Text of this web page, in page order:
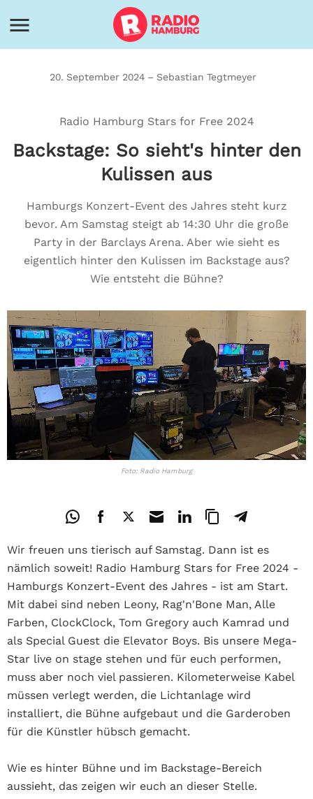
20. September 2024 – Sebastian Tegtmeyer
Radio Hamburg Stars for Free 2024
Backstage: So sieht's hinter den
Kulissen aus
Hamburgs Konzert-Event des Jahres steht kurz
bevor. Am Samstag steigt ab 14:30 Uhr die große
Party in der Barclays Arena. Aber wie sieht es
eigentlich hinter den Kulissen im Backstage aus?
Wie entsteht die Bühne?
Foto: Radio Hamburg
Wir freuen uns tierisch auf Samstag. Dann ist es
nämlich soweit! Radio Hamburg Stars for Free 2024 -
Hamburgs Konzert-Event des Jahres - ist am Start.
Mit dabei sind neben Leony, Rag'n'Bone Man, Alle
Farben, ClockClock, Tom Gregory auch Kamrad und
als Special Guest die Elevator Boys. Bis unsere Mega-
Star live on stage stehen und für euch performen,
muss aber noch viel passieren. Kilometerweise Kabel
müssen verlegt werden, die Lichtanlage wird
installiert, die Bühne aufgebaut und die Garderoben
für die Künstler hübsch gemacht.
Wie es hinter Bühne und im Backstage-Bereich
aussieht, das zeigen wir euch an dieser Stelle.